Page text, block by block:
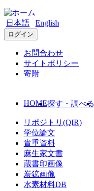
日本語 English
ログイン
お問合わせ
サイトポリシー
寄附
HOME探す・調べる
リポジトリ(QIR)
学位論文
貴重資料
麻生家文書
蔵書印画像
炭鉱画像
水素材料DB